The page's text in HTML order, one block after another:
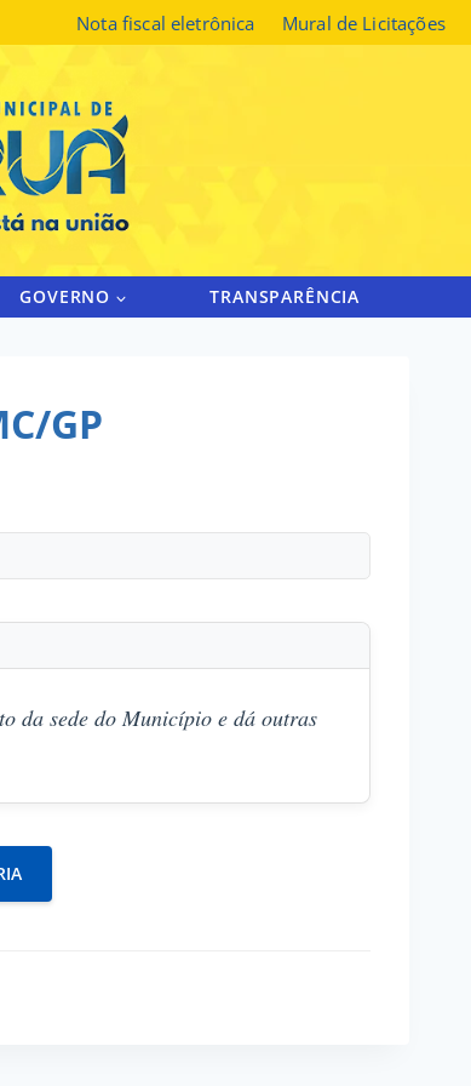
Nota fiscal eletrônica Mural de Licitações
GOVERNO TRANSPARÊNCIA
GP
da sede do Município e dá outras